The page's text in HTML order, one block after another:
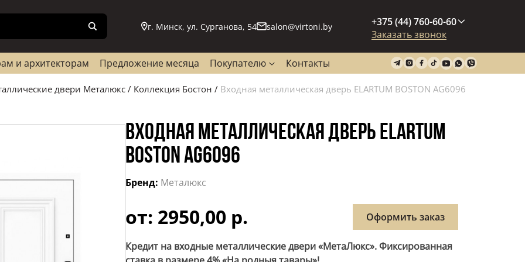
г. Минск, ул. Сурганова, 54 salon@virtoni.by
+375 (44) 760-60-60
Заказать звонок
и архитекторам Предложение месяца Покупателю Контакты
двери Металюкс / Коллекция Бостон / Входная металлическая дверь ELARTUM BOSTON AG6096
ВХОДНАЯ МЕТАЛЛИЧЕСКАЯ ДВЕРЬ ELARTUM
BOSTON AG6096
Бренд: Металюкс
от: 2950,00 р. Оформить заказ
Кредит на входные металлические двери «МетаЛюкс». Фиксированная